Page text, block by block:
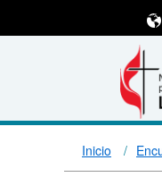
Inicio